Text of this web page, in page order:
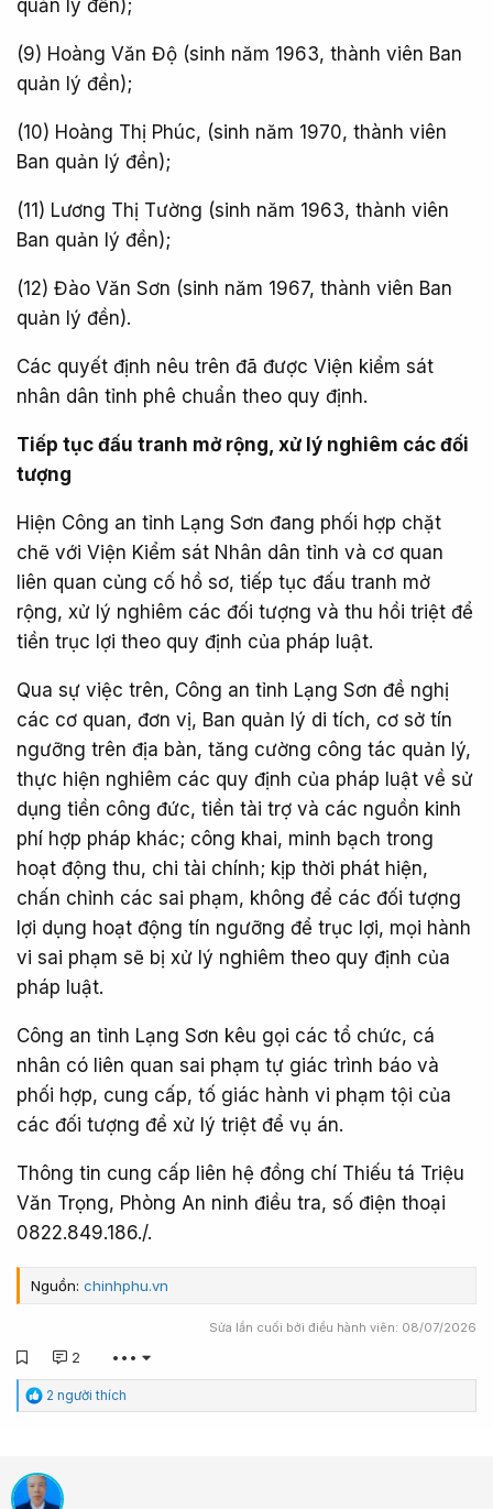
quản lý đền);
(9) Hoàng Văn Độ (sinh năm 1963, thành viên Ban
quản lý đền);
(10) Hoàng Thị Phúc, (sinh năm 1970, thành viên
Ban quản lý đền);
(11) Lương Thị Tường (sinh năm 1963, thành viên
Ban quản lý đền);
(12) Đào Văn Sơn (sinh năm 1967, thành viên Ban
quản lý đền).
Các quyết định nêu trên đã được Viện kiểm sát
nhân dân tỉnh phê chuẩn theo quy định.
Tiếp tục đấu tranh mở rộng, xử lý nghiêm các đối
tượng
Hiện Công an tỉnh Lạng Sơn đang phối hợp chặt
chẽ với Viện Kiểm sát Nhân dân tỉnh và cơ quan
liên quan củng cố hồ sơ, tiếp tục đấu tranh mở
rộng, xử lý nghiêm các đối tượng và thu hồi triệt để
tiền trục lợi theo quy định của pháp luật.
Qua sự việc trên, Công an tỉnh Lạng Sơn đề nghị
các cơ quan, đơn vị, Ban quản lý di tích, cơ sở tín
ngưỡng trên địa bàn, tăng cường công tác quản lý,
thực hiện nghiêm các quy định của pháp luật về sử
dụng tiền công đức, tiền tài trợ và các nguồn kinh
phí hợp pháp khác; công khai, minh bạch trong
hoạt động thu, chi tài chính; kịp thời phát hiện,
chấn chỉnh các sai phạm, không để các đối tượng
lợi dụng hoạt động tín ngưỡng để trục lợi, mọi hành
vi sai phạm sẽ bị xử lý nghiêm theo quy định của
pháp luật.
Công an tỉnh Lạng Sơn kêu gọi các tổ chức, cá
nhân có liên quan sai phạm tự giác trình báo và
phối hợp, cung cấp, tố giác hành vi phạm tội của
các đối tượng để xử lý triệt để vụ án.
Thông tin cung cấp liên hệ đồng chí Thiếu tá Triệu
Văn Trọng, Phòng An ninh điều tra, số điện thoại
0822.849.186./.
Nguồn: chinhphu.vn
Sửa lần cuối bởi điều hành viên: 08/07/2026
2 •••
C
ả
c
:
2 người thích